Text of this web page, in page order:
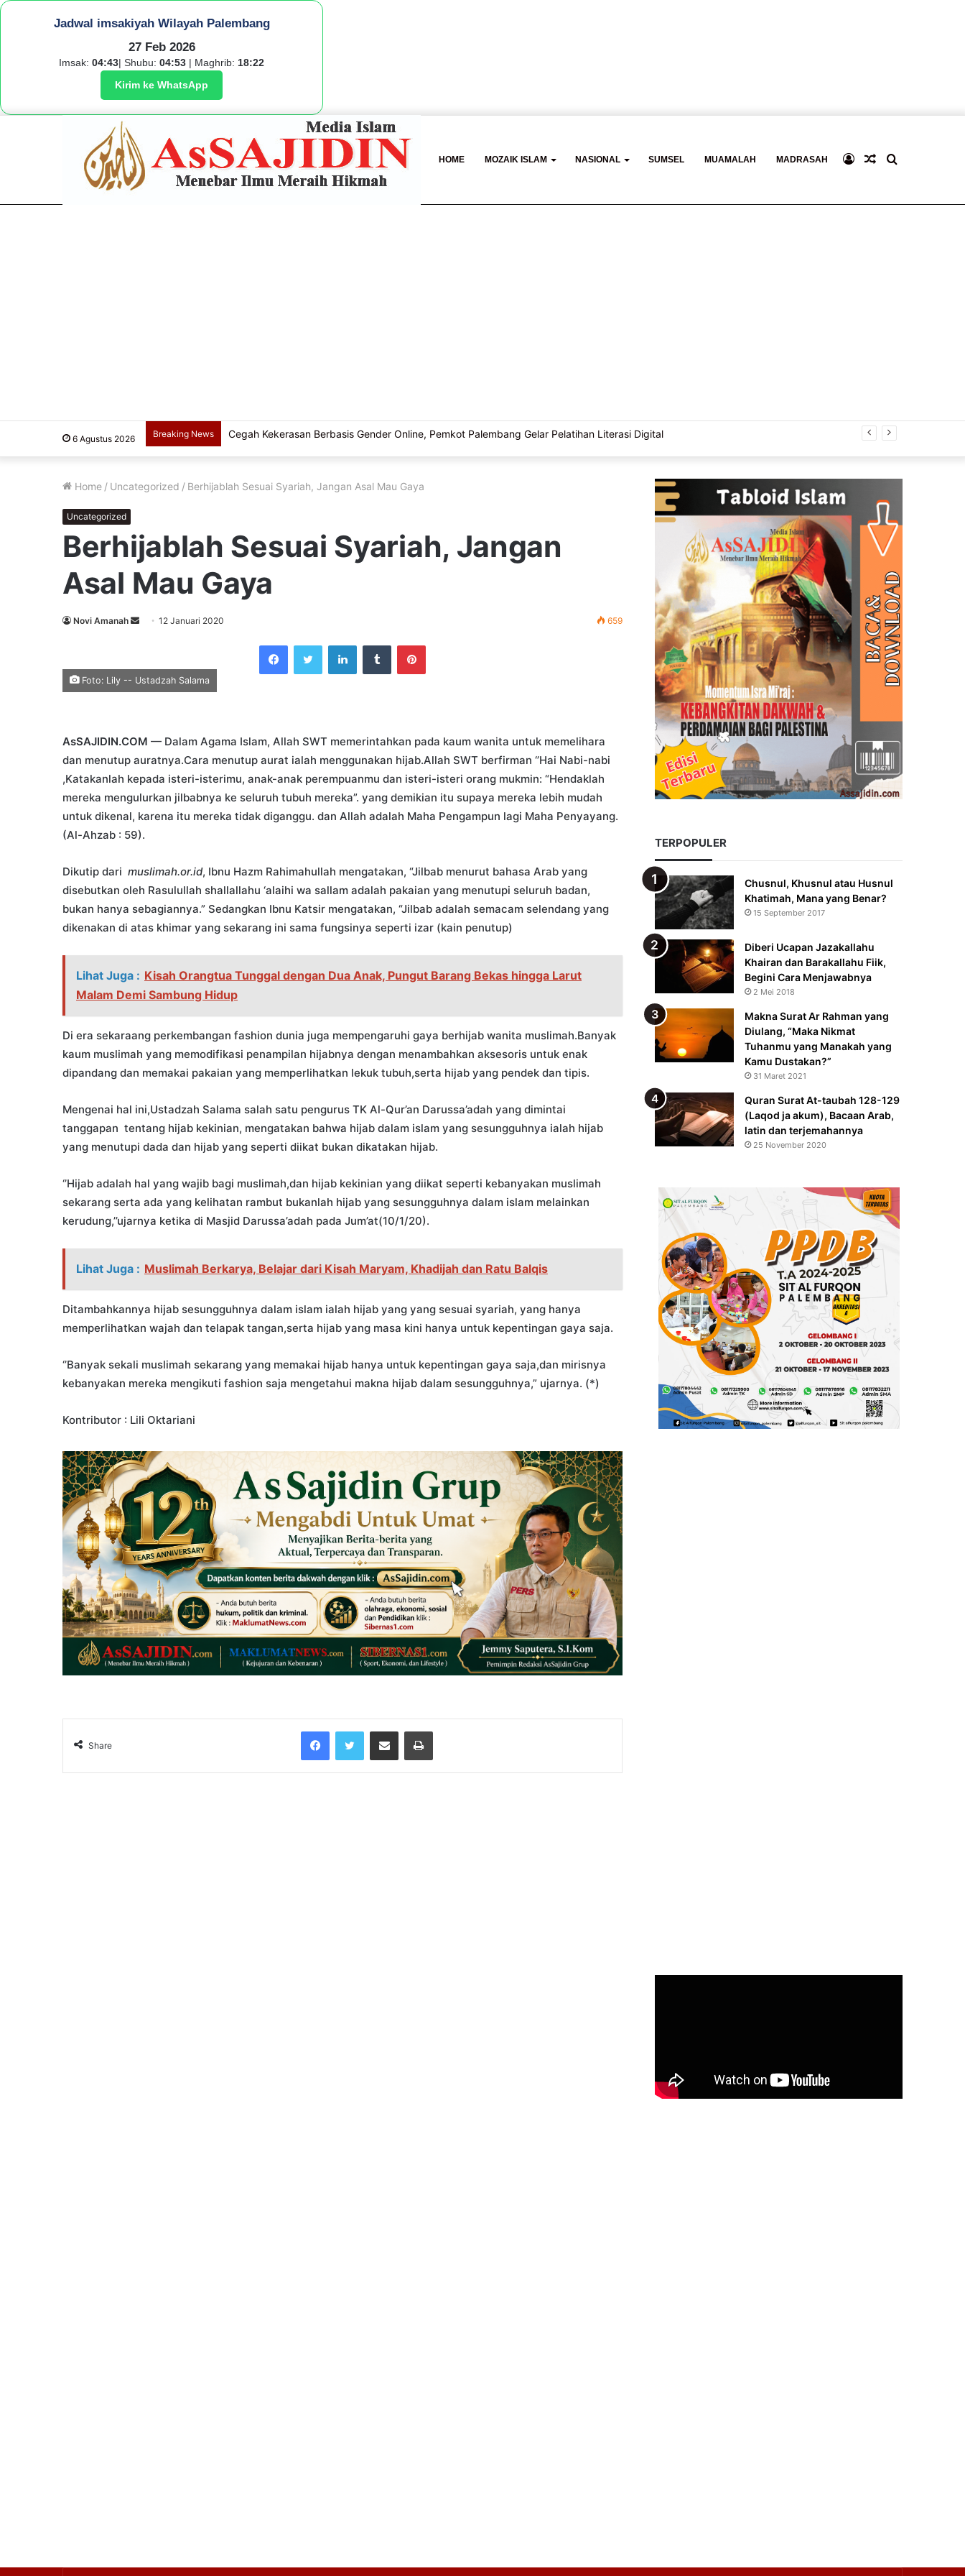
Jadwal imsakiyah Wilayah Palembang
27 Feb 2026
Imsak: 04:43| Shubu: 04:53 | Maghrib: 18:22
Kirim ke WhatsApp
HOME MOZAIK ISLAM NASIONAL SUMSEL MUAMALAH MADRASAH Search
Baca
Log
6 Agustus 2026 Breaking News Cegah Kekerasan Berbasis Gender Online, Pemkot Palembang Gelar Pelatihan Literasi Digital
Home / Uncategorized / Berhijablah Sesuai Syariah, Jangan Asal Mau Gaya
Uncategorized
Berhijablah Sesuai Syariah, Jangan
Asal Mau Gaya
Novi Amanah
Send12 Januari 2020 659
FacebookTwitterLinkedInTumblrPinterest
Foto: Lily -- Ustadzah Salama
AsSAJIDIN.COM — Dalam Agama Islam, Allah SWT memerintahkan pada kaum wanita untuk memelihara
dan menutup auratnya.Cara menutup aurat ialah menggunakan hijab.Allah SWT berfirman ‘’Hai Nabi-nabi
,Katakanlah kepada isteri-isterimu, anak-anak perempuanmu dan isteri-isteri orang mukmin: “Hendaklah
mereka mengulurkan jilbabnya ke seluruh tubuh mereka”. yang demikian itu supaya mereka lebih mudah
untuk dikenal, karena itu mereka tidak diganggu. dan Allah adalah Maha Pengampun lagi Maha Penyayang.
(Al-Ahzab : 59).
Dikutip dari muslimah.or.id, Ibnu Hazm Rahimahullah mengatakan, “Jilbab menurut bahasa Arab yang
disebutkan oleh Rasulullah shallallahu ‘alaihi wa sallam adalah pakaian yang menutupi seluruh badan,
bukan hanya sebagiannya.” Sedangkan Ibnu Katsir mengatakan, “Jilbab adalah semacam selendang yang
dikenakan di atas khimar yang sekarang ini sama fungsinya seperti izar (kain penutup)
Lihat Juga : Kisah Orangtua Tunggal dengan Dua Anak, Pungut Barang Bekas hingga Larut
Malam Demi Sambung Hidup
​Di era sekaraang perkembangan fashion dunia juga mempengaruhi gaya berhijab wanita muslimah.Banyak
kaum muslimah yang memodifikasi penampilan hijabnya dengan menambahkan aksesoris untuk enak
dipandang dan memakai pakaian yang memperlihatkan lekuk tubuh,serta hijab yang pendek dan tipis.
​Mengenai hal ini,Ustadzah Salama salah satu pengurus TK Al-Qur’an Darussa’adah yang dimintai
tanggapan tentang hijab kekinian, mengatakan bahwa hijab dalam islam yang sesungguhnya ialah hijab
yang menutupi dada dan hijab yang seperti diikat bukan dikatakan hijab.
‘’Hijab adalah hal yang wajib bagi muslimah,dan hijab kekinian yang diikat seperti kebanyakan muslimah
sekarang serta ada yang kelihatan rambut bukanlah hijab yang sesungguhnya dalam islam melainkan
kerudung,’’ujarnya ketika di Masjid Darussa’adah pada Jum’at(10/1/20).
Lihat Juga : Muslimah Berkarya, Belajar dari Kisah Maryam, Khadijah dan Ratu Balqis
​Ditambahkannya hijab sesungguhnya dalam islam ialah hijab yang yang sesuai syariah, yang hanya
memperlihatkan wajah dan telapak tangan,serta hijab yang masa kini hanya untuk kepentingan gaya saja.
​‘’Banyak sekali muslimah sekarang yang memakai hijab hanya untuk kepentingan gaya saja,dan mirisnya
kebanyakan mereka mengikuti fashion saja mengetahui makna hijab dalam sesungguhnya,” ujarnya. (*)
Kontributor : Lili Oktariani
Share
FacebookTwitterShare via Email Print
TERPOPULER
Chusnul, Khusnul atau Husnul
Khatimah, Mana yang Benar?
15 September 2017
Diberi Ucapan Jazakallahu
Khairan dan Barakallahu Fiik,
Begini Cara Menjawabnya
2 Mei 2018
Makna Surat Ar Rahman yang
Diulang, “Maka Nikmat
Tuhanmu yang Manakah yang
Kamu Dustakan?”
31 Maret 2021
Quran Surat At-taubah 128-129
(Laqod ja akum), Bacaan Arab,
latin dan terjemahannya
25 November 2020